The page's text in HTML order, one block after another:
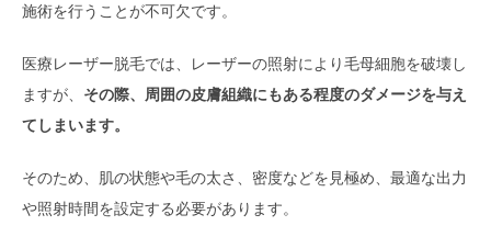
施術を行うことが不可欠です。
医療レーザー脱毛では、レーザーの照射により毛母細胞を破壊し
ますが、 その際、周囲の皮膚組織にもある程度のダメージを与え
てしまいます。
そのため、肌の状態や毛の太さ、密度などを見極め、最適な出力
や照射時間を設定する必要があります。